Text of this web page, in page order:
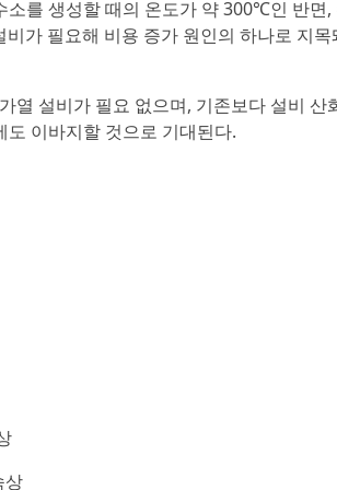
소를 생성할 때의 온도가 약 300℃인 반면,
가 필요해 비용 증가 원인의 하나로 지목
열 설비가 필요 없으며, 기존보다 설비 산
이바지할 것으로 기대된다.
상